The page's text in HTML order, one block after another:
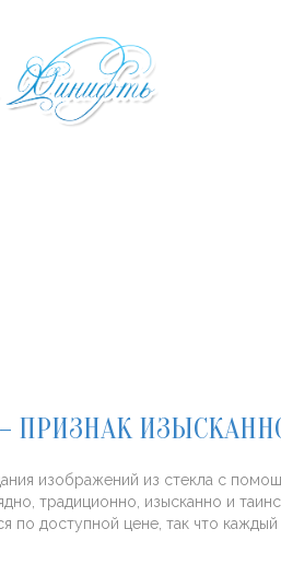
ПРИЗНАК
изображений из стекла с
традиционно, изысканно и
по доступной цене, так что